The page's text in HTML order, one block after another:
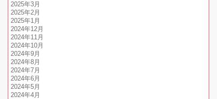
2025年3月
2025年2月
2025年1月
2024年12月
2024年11月
2024年10月
2024年9月
2024年8月
2024年7月
2024年6月
2024年5月
2024年4月